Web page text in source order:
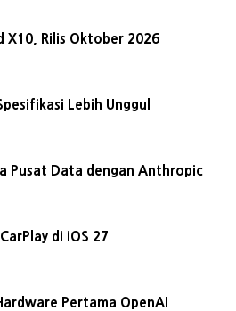
X10, Rilis Oktober 2026
Lebih Unggul
Pusat Data dengan Anthropic
di iOS 27
Pertama OpenAI